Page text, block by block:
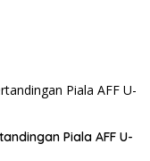
Piala AFF U-